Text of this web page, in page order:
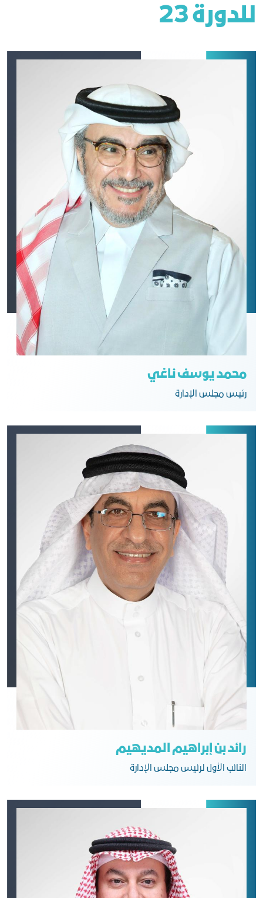
للدورة 23
محمد يوسف ناغي
رﺋﻴﺲ ﻣﺠﻠﺲ اﻟﺈدارة
رائد بن إبراهيم المديهيم
النائب الأول لرئيس مجلس الإدارة